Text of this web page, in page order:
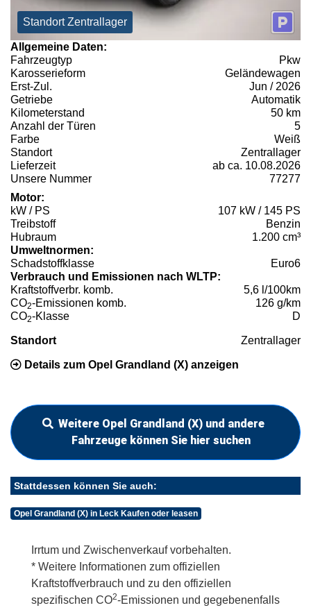
Standort Zentrallager
Allgemeine Daten:
Fahrzeugtyp
Pkw
Karosserieform
Geländewagen
Erst-Zul.
Jun / 2026
Getriebe
Automatik
Kilometerstand
50 km
Anzahl der Türen
5
Farbe
Weiß
Standort
Zentrallager
Lieferzeit
ab ca. 10.08.2026
Unsere Nummer
77277
Motor:
kW / PS
107 kW / 145 PS
Treibstoff
Benzin
Hubraum
1.200 cm³
Umweltnormen:
Schadstoffklasse
Euro6
Verbrauch und Emissionen nach WLTP:
Kraftstoffverbr. komb.
5,6 l/100km
CO2-Emissionen komb.
126 g/km
CO2-Klasse D
Standort Zentrallager
Details zum Opel Grandland (X) anzeigen
Weitere Opel Grandland (X) und andere
Fahrzeuge können Sie hier suchen
Stattdessen können Sie auch:
Opel Grandland (X) in Leck Kaufen oder leasen
Irrtum und Zwischenverkauf vorbehalten.
* Weitere Informationen zum offiziellen
Kraftstoffverbrauch und zu den offiziellen
spezifischen CO2-Emissionen und gegebenenfalls